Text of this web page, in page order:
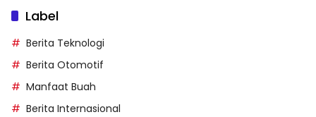
Label
Berita Teknologi
Berita Otomotif
Manfaat Buah
Berita Internasional